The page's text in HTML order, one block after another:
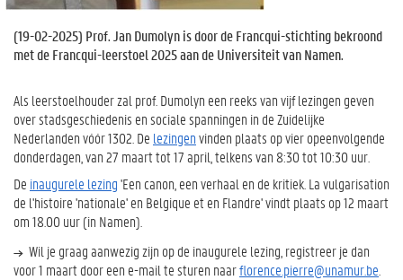
(19-02-2025) Prof. Jan Dumolyn is door de Francqui-stichting bekroond
met de Francqui-leerstoel 2025 aan de Universiteit van Namen.
Als leerstoelhouder zal prof. Dumolyn een reeks van vijf lezingen geven
over stadsgeschiedenis en sociale spanningen in de Zuidelijke
Nederlanden vóór 1302. De lezingenvinden plaats op vier opeenvolgende
donderdagen, van 27 maart tot 17 april, telkens van 8:30 tot 10:30 uur.
De inaugurele lezing'Een canon, een verhaal en de kritiek. La vulgarisation
de l'histoire 'nationale' en Belgique et en Flandre' vindt plaats op 12 maart
om 18.00 uur (in Namen).
Wil je graag aanwezig zijn op de inaugurele lezing, registreer je dan
voor 1 maart door een e-mail te sturen naarflorence.pierre@unamur.be